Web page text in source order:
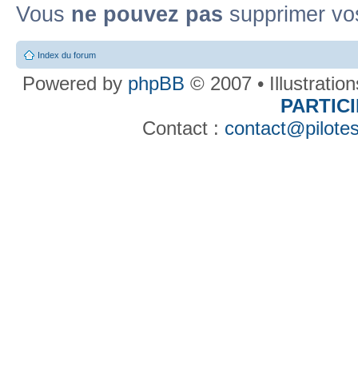
Vous ne pouvez pas supprimer
Index du forum
Powered by phpBB © 2007 •
Contact :